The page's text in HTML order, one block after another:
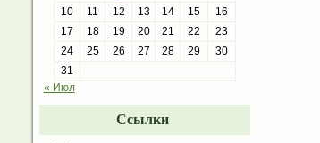
10
11 12 13 14 15
16
17
18 19 20 21 22
23
24
25 26 27 28 29
30
31
« Июл
Ссылки